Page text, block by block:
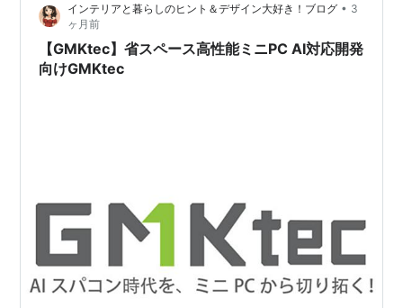
ど、これしきの事にツールは…
インテリアと暮らしのヒント＆デザイン大好き！ブログ • 3
ヶ月前
【GMKtec】省スペース高性能ミニPC AI対応開発
向けGMKtec